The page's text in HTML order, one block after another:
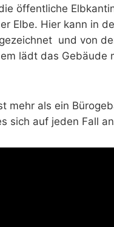
öffentliche
Elbe. Hier kann in
und von
lädt das Gebäude
mehr als ein
sich auf jeden Fall